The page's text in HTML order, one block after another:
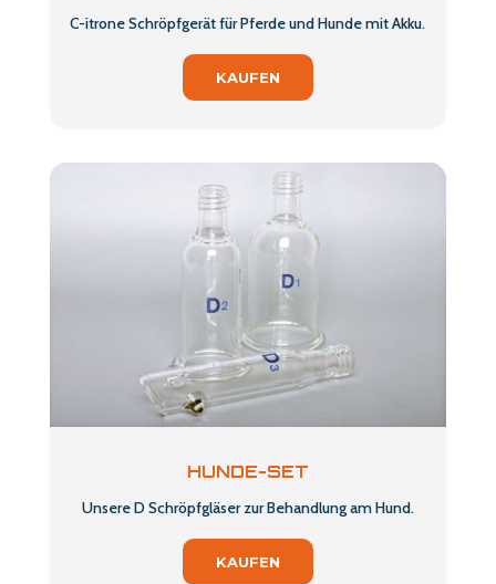
C-itrone Schröpfgerät für Pferde und Hunde mit Akku.
KAUFEN
HUNDE-SET
Unsere D Schröpfgläser zur Behandlung am Hund.
KAUFEN